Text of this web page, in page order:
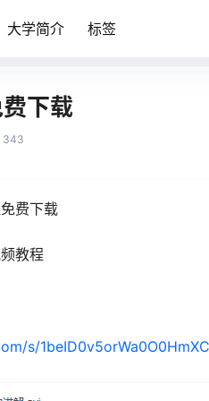
大学简介 标签
下载
343
费下载
教程
s/